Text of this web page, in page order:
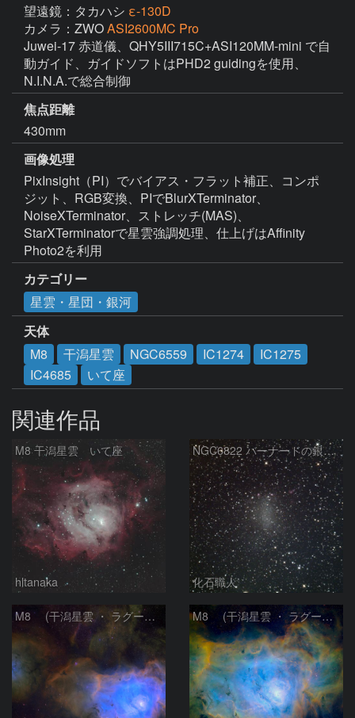
望遠鏡：タカハシ ε-130D
カメラ：ZWOASI2600MC Pro
Juwei-17 赤道儀、QHY5III715C+ASI120MM-mini で自
動ガイド、ガイドソフトはPHD2 guidingを使用、
N.I.N.A.で総合制御
焦点距離
430mm
画像処理
PixInsight（PI）でバイアス・フラット補正、コンポ
ジット、RGB変換、PIでBlurXTerminator、
NoiseXTerminator、ストレッチ(MAS)、
StarXTerminatorで星雲強調処理、仕上げはAffinity
Photo2を利用
カテゴリー
星雲・星団・銀河
天体
M8
干潟星雲 NGC6559 IC1274
IC1275
IC4685
いて座
関連作品
M8 干潟星雲 いて座
hltanaka
NGC6822 バーナードの銀河 いて座
化石職人
M8 (干潟星雲 ・ ラグーン（Lagoon）星雲) M8 (干潟星雲 ・ ラグーン（Lagoon）星雲)